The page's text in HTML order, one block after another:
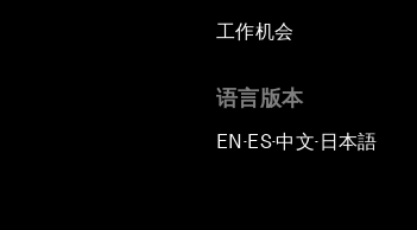
工作机会
语言版本
EN ▪ES▪中文▪ 日本語